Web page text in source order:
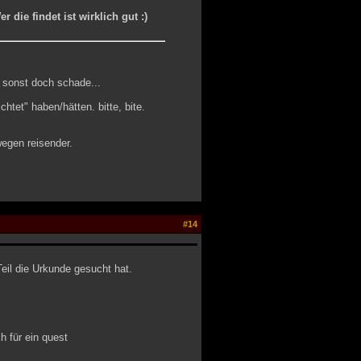
die findet ist wirklich gut :)
doch schade...
haben/hätten. bitte, bite.
reisender.
#14
die Urkunde gesucht hat.
für ein quest